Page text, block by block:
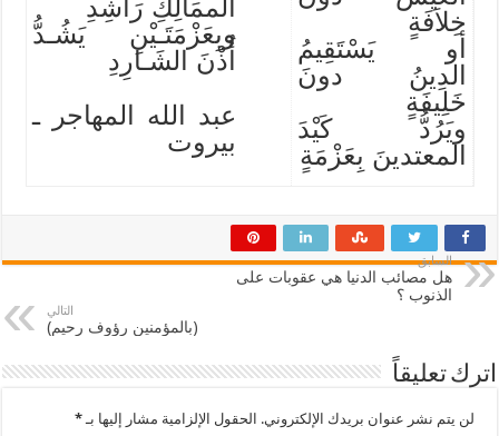
خِلاَفَةٍ
أو يَسْتَقِيمُ
الدِينُ دونَ
خَلِيفَةٍ
ويَرُدُّ كَيْدَ
المعتدينَ بِعَزْمَةٍ
الممَالِكِ رَاشِدِ
وبِعَزْمَتَـيْنِ يَشُـدُّ
أُذْنَ الشَـارِدِ
عبد الله المهاجر ـ
بيروت
السابق
هل مصائب الدنيا هي عقوبات على
الذنوب ؟
التالي
(بالمؤمنين رؤوف رحيم)
اترك تعليقاً
لن يتم نشر عنوان بريدك الإلكتروني. الحقول الإلزامية مشار إليها بـ*